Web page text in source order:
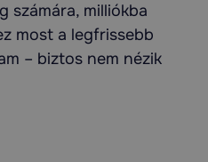
számára, milliókba
most a legfrissebb
– biztos nem nézik